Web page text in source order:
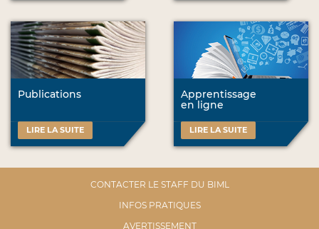
Publications
LIRE LA SUITE
Apprentissage
en ligne
LIRE LA SUITE
CONTACTER LE STAFF DU BIML
INFOS PRATIQUES
AVERTISSEMENT